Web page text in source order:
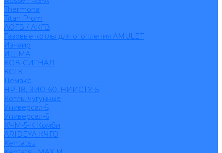
Thermona
Titan Prom
АОГВ / АКГВ
Газовые котлы для отопления AMULET
Изнаир
ИШМА
КОВ-СИГНАЛ
КСГК
Лемакс
НР-18, ЗИО-60, НИИСТУ-5
Котлы чугунные
Универсал-5
Универсал-6
КЧМ-5-К Комби
ARIDEYA КЧГО
Kentatsu